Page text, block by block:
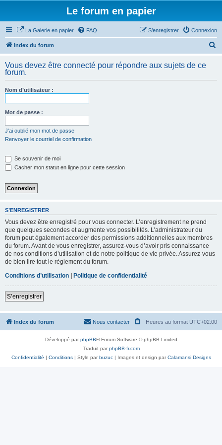
Le forum en papier
La Galerie en papier FAQ Connexion
S’enregistrer
Index du forum
h
Vous devez être connecté pour répondre aux sujets de ce
forum.
Nom d’utilisateur :
Mot de passe :
J’ai oublié mon mot de passe
Renvoyer le courriel de confirmation
Se souvenir de moi
Cacher mon statut en ligne pour cette session
S’ENREGISTRER
Vous devez être enregistré pour vous connecter. L’enregistrement ne prend
que quelques secondes et augmente vos possibilités. L’administrateur du
forum peut également accorder des permissions additionnelles aux membres
du forum. Avant de vous enregistrer, assurez-vous d’avoir pris connaissance
de nos conditions d’utilisation et de notre politique de vie privée. Assurez-vous
de bien lire tout le règlement du forum.
Conditions d’utilisation | Politique de confidentialité
S’enregistrer
Index du forum Heures au format UTC+02:00
Nous contacter
Développé parphpBB® Forum Software © phpBB Limited
Traduit parphpBB-fr.com
Confidentialité | Conditions| Style parbuzuc| Images et design parCalamansi Designs